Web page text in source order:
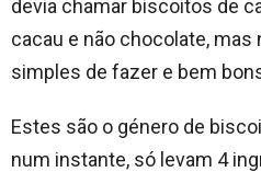
devia chamar biscoitos de
cacau e não chocolate, mas
simples de fazer e bem
Estes são o género de
num instante, só levam 4